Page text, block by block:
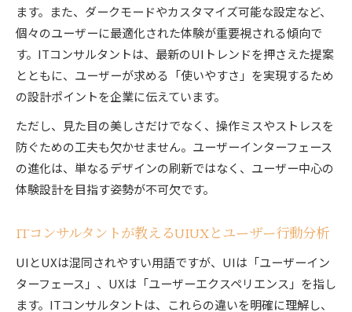
ます。また、ダークモードやカスタマイズ可能な設定など、
個々のユーザーに最適化された体験が重要視される傾向で
す。ITコンサルタントは、最新のUIトレンドを押さえた提案
とともに、ユーザーが求める「使いやすさ」を実現するため
の設計ポイントを企業に伝えています。
ただし、見た目の美しさだけでなく、操作ミスやストレスを
防ぐための工夫も欠かせません。ユーザーインターフェース
の進化は、単なるデザインの刷新ではなく、ユーザー中心の
体験設計を目指す姿勢が不可欠です。
ITコンサルタントが教えるUIUXとユーザー行動分析
UIとUXは混同されやすい用語ですが、UIは「ユーザーイン
ターフェース」、UXは「ユーザーエクスペリエンス」を指し
ます。ITコンサルタントは、これらの違いを明確に理解し、